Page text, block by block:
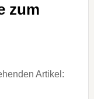
zum
Artikel: